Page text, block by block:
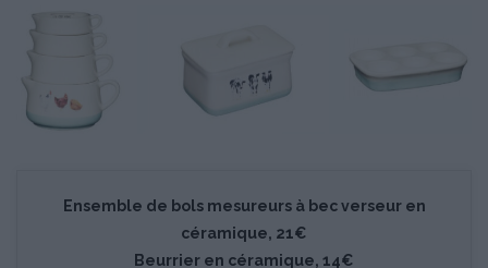
Ensemble de bols mesureurs à bec verseur en
céramique, 21€
Beurrier en céramique, 14€